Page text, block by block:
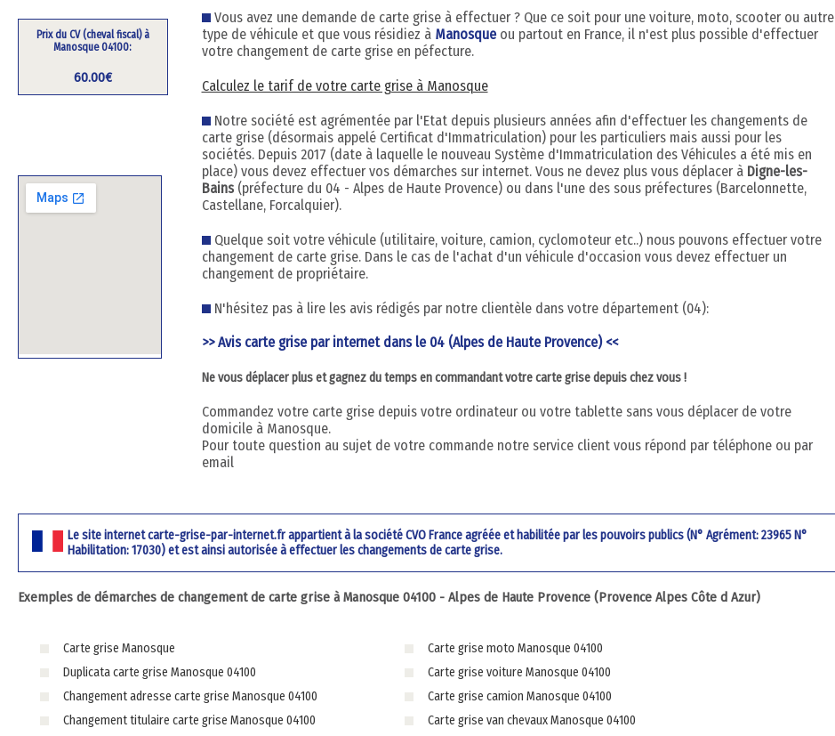
Prix du CV (cheval fiscal) à
Manosque 04100:
60.00€
Vous avez une demande de carte grise à effectuer ? Que ce soit pour une voiture, moto, scooter ou autre
type de véhicule et que vous résidiez à Manosque ou partout en France, il n'est plus possible d'effectuer
votre changement de carte grise en péfecture.
Calculez le tarif de votre carte grise à Manosque
Notre société est agrémentée par l'Etat depuis plusieurs années afin d'effectuer les changements de
carte grise (désormais appelé Certificat d'Immatriculation) pour les particuliers mais aussi pour les
sociétés. Depuis 2017 (date à laquelle le nouveau Système d'Immatriculation des Véhicules a été mis en
place) vous devez effectuer vos démarches sur internet. Vous ne devez plus vous déplacer à Digne-les-
Bains(préfecture du 04 - Alpes de Haute Provence) ou dans l'une des sous préfectures (Barcelonnette,
Castellane, Forcalquier).
Quelque soit votre véhicule (utilitaire, voiture, camion, cyclomoteur etc..) nous pouvons effectuer votre
changement de carte grise. Dans le cas de l'achat d'un véhicule d'occasion vous devez effectuer un
changement de propriétaire.
N'hésitez pas à lire les avis rédigés par notre clientèle dans votre département (04):
>> Avis carte grise par internet dans le 04 (Alpes de Haute Provence) <<
Ne vous déplacer plus et gagnez du temps en commandant votre carte grise depuis chez vous !
Commandez votre carte grise depuis votre ordinateur ou votre tablette sans vous déplacer de votre
domicile à Manosque.
Pour toute question au sujet de votre commande notre service client vous répond par téléphone ou par
email
Le site internet carte-grise-par-internet.fr appartient à la société CVO France agréée et habilitée par les pouvoirs publics (N° Agrément: 23965 N°
Habilitation: 17030) et est ainsi autorisée à effectuer les changements de carte grise.
Exemples de démarches de changement de carte grise à Manosque 04100 - Alpes de Haute Provence (Provence Alpes Côte d Azur)
Carte grise Manosque
Duplicata carte grise Manosque 04100
Changement adresse carte grise Manosque 04100
Changement titulaire carte grise Manosque 04100
Carte grise moto Manosque 04100
Carte grise voiture Manosque 04100
Carte grise camion Manosque 04100
Carte grise van chevaux Manosque 04100